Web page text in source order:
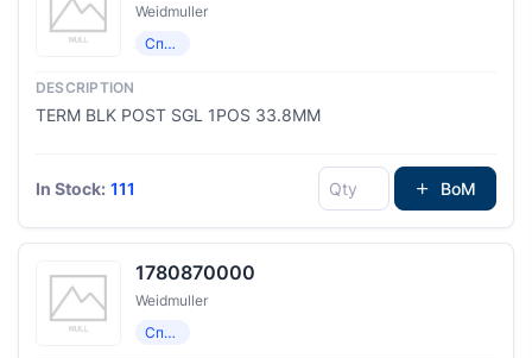
Weidmuller
Специализированный
TERM BLK POST SGL 1POS 33.8MM
In Stock: 111 BoM
1780870000
Weidmuller
Специализированный